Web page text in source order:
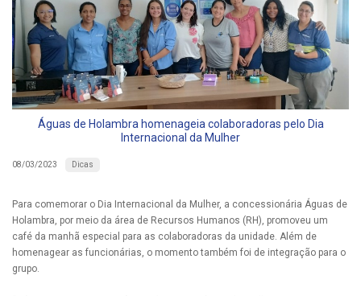
Águas de Holambra homenageia colaboradoras pelo Dia
Internacional da Mulher
08/03/2023 Dicas
Para comemorar o Dia Internacional da Mulher, a concessionária Águas de
Holambra, por meio da área de Recursos Humanos (RH), promoveu um
café da manhã especial para as colaboradoras da unidade. Além de
homenagear as funcionárias, o momento também foi de integração para o
grupo.